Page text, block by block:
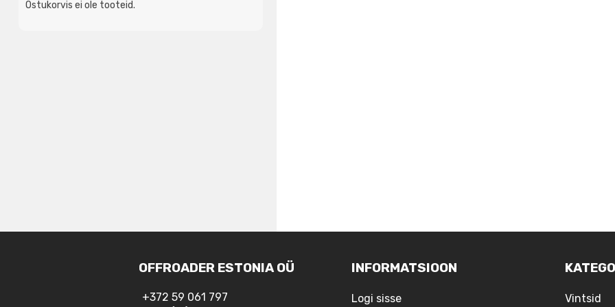
Ostukorvis ei ole tooteid.
OFFROADER ESTONIA OÜ
+372 59 061 797
INFORMATSIOON
Logi sisse Vintsid